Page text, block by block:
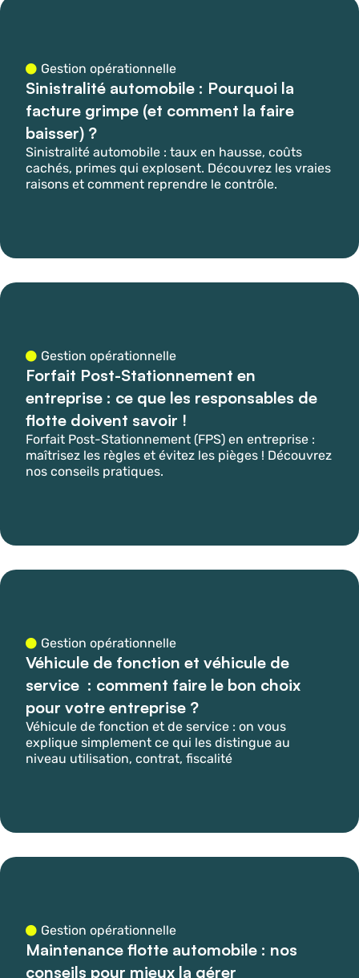
Gestion opérationnelle
Sinistralité automobile : Pourquoi la
facture grimpe (et comment la faire
baisser) ?
Sinistralité automobile : taux en hausse, coûts
cachés, primes qui explosent. Découvrez les vraies
raisons et comment reprendre le contrôle.
Gestion opérationnelle
Forfait Post-Stationnement en
entreprise : ce que les responsables de
flotte doivent savoir !
Forfait Post-Stationnement (FPS) en entreprise :
maîtrisez les règles et évitez les pièges ! Découvrez
nos conseils pratiques.
Gestion opérationnelle
Véhicule de fonction et véhicule de
service : comment faire le bon choix
pour votre entreprise ?
Véhicule de fonction et de service : on vous
explique simplement ce qui les distingue au
niveau utilisation, contrat, fiscalité
Gestion opérationnelle
Maintenance flotte automobile : nos
conseils pour mieux la gérer